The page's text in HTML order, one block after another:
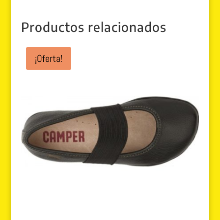
Productos relacionados
¡Oferta!